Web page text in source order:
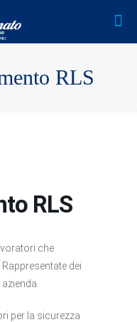
RLS
RLS
che
dei
per la sicurezza